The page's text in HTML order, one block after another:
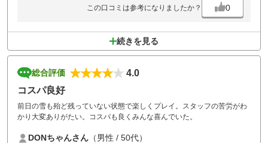
この口コミは参考になりましたか？ 0
続きを見る
総合評価
4.0
コスパ良好
前日の雪も殆ど残っていない状態で楽しくプレイ。スタッフの苦労がわ
かり大変ありがたい。コスパも良くみんな喜んでいた。
DONちゃんさん （男性 / 50代）